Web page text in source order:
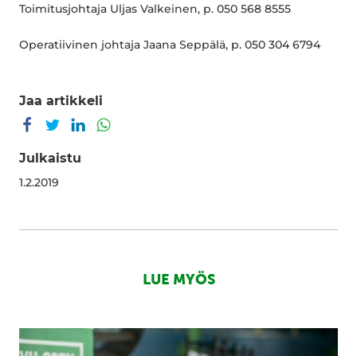
Toimitusjohtaja Uljas Valkeinen, p. 050 568 8555
Operatiivinen johtaja Jaana Seppälä, p. 050 304 6794
Jaa artikkeli
Jaa Facebookissa
Jaa TwitterissäJaa LinkedInissä
Julkaistu
1.2.2019
LUE MYÖS
Miksi